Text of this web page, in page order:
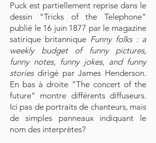
Puck est partiellement reprise dans le
dessin "Tricks of the Telephone"
publié le 16 juin 1877 par le magazine
satirique britannique Funny folks : a
weekly budget of funny pictures,
funny notes, funny jokes, and funny
stories dirigé par James Henderson.
En bas à droite "The concert of the
future" montre différents diffuseurs.
Ici pas de portraits de chanteurs, mais
de simples panneaux indiquant le
nom des interprètes?